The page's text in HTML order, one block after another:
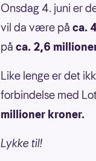
Onsdag 4. juni er
vil da være på ca.
på ca. 2,6
Like lenge er det
forbindelse med
millioner kroner.
Lykke til!